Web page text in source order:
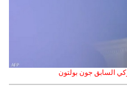
السابق جون بولتون